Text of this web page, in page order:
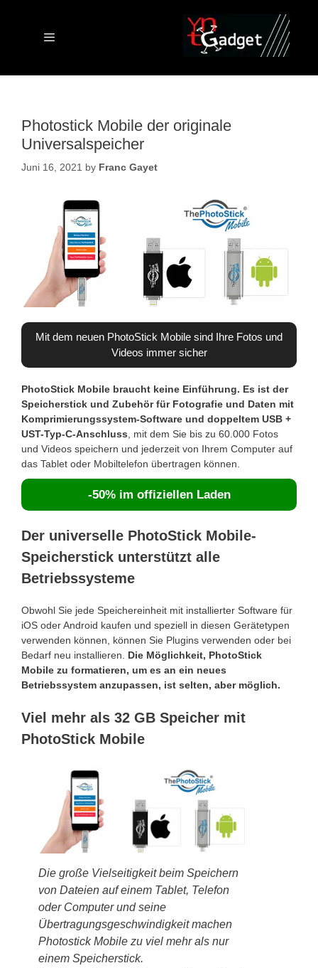
Menu
Photostick Mobile der originale
Universalspeicher
Juni 16, 2021 by Franc Gayet
Mit dem neuen PhotoStick Mobile sind Ihre Fotos und
Videos immer sicher
PhotoStick Mobile braucht keine Einführung. Es ist der
Speicherstick und Zubehör für Fotografie und Daten mit
Komprimierungssystem-Software und doppeltem USB +
UST-Typ-C-Anschluss , mit dem Sie bis zu 60.000 Fotos
und Videos speichern und jederzeit von Ihrem Computer auf
das Tablet oder Mobiltelefon übertragen können.
-50% im offiziellen Laden
Der universelle PhotoStick Mobile-
Speicherstick unterstützt alle
Betriebssysteme
Obwohl Sie jede Speichereinheit mit installierter Software für
iOS oder Android kaufen und speziell in diesen Gerätetypen
verwenden können, können Sie Plugins verwenden oder bei
Bedarf neu installieren. Die Möglichkeit, PhotoStick
Mobile zu formatieren, um es an ein neues
Betriebssystem anzupassen, ist selten, aber möglich.
Viel mehr als 32 GB Speicher mit
PhotoStick Mobile
Die große Vielseitigkeit beim Speichern
von Dateien auf einem Tablet, Telefon
oder Computer und seine
Übertragungsgeschwindigkeit machen
Photostick Mobile zu viel mehr als nur
einem Speicherstick.